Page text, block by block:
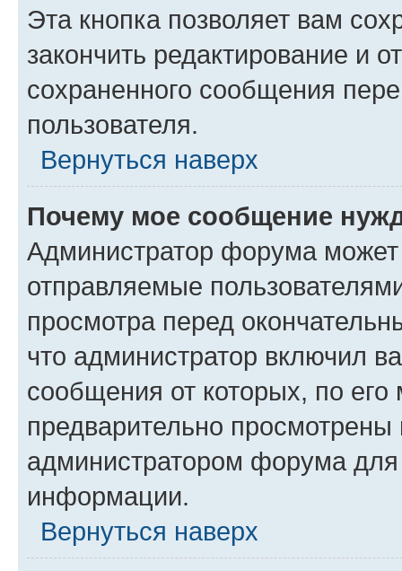
Эта кнопка позволяет вам
закончить редактирование и
сохраненного сообщения
пользователя.
Вернуться наверх
Почему мое сообщение
Администратор форума
отправляемые
просмотра перед
что администратор включил
сообщения от которых, по
предварительно
администратором форума
информации.
Вернуться наверх